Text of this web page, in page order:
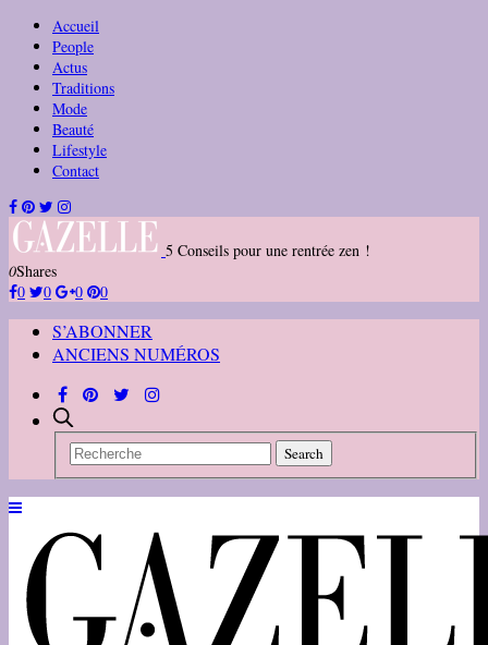
Accueil
People
Actus
Traditions
Mode
Beauté
Lifestyle
Contact
5 Conseils pour une rentrée zen !
0Shares
0
0 0 0
S’ABONNER
ANCIENS NUMÉROS